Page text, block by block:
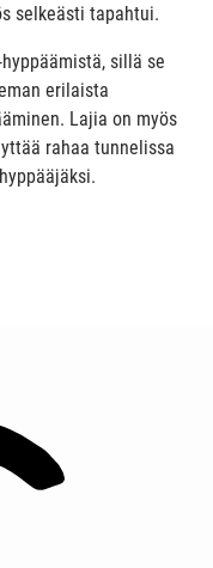
selkeästi tapahtui.
sillä se
erilaista
Lajia on myös
rahaa tunnelissa